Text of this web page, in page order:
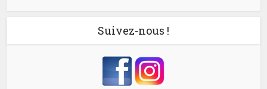
Suivez-nous !